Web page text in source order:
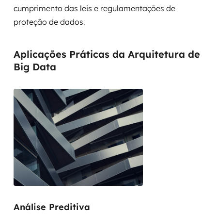
cumprimento das leis e regulamentações de
proteção de dados.
Aplicações Práticas da Arquitetura de
Big Data
Análise Preditiva